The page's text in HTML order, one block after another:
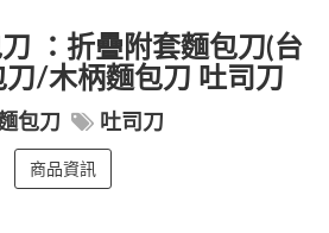
：折疊附套麵包刀(台
/木柄麵包刀 吐司刀
包刀 吐司刀
商品資訊